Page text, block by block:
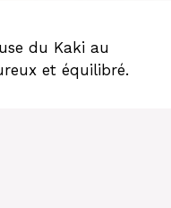
du Kaki au
et équilibré.